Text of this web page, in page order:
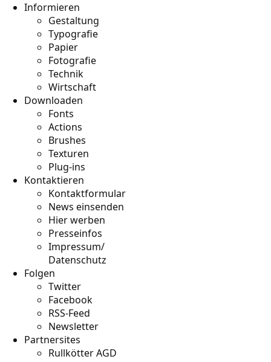
Informieren
Gestaltung
Typografie
Papier
Fotografie
Technik
Wirtschaft
Downloaden
Fonts
Actions
Brushes
Texturen
Plug-ins
Kontaktieren
Kontaktformular
News einsenden
Hier werben
Presseinfos
Impressum/
Datenschutz
Folgen
Twitter
Facebook
RSS-Feed
Newsletter
Partnersites
Rullkötter AGD